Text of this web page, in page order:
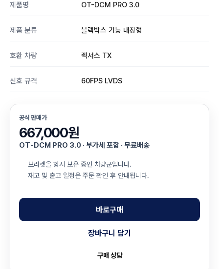
제품명 OT-DCM PRO 3.0
제품 분류 블랙박스 기능 내장형
호환 차량 렉서스 TX
신호 규격 60FPS LVDS
공식 판매가
667,000원
OT-DCM PRO 3.0 · 부가세 포함 · 무료배송
브라켓을 항시 보유 중인 차량군입니다.
재고 및 출고 일정은 주문 확인 후 안내됩니다.
바로구매
장바구니 담기
구매 상담